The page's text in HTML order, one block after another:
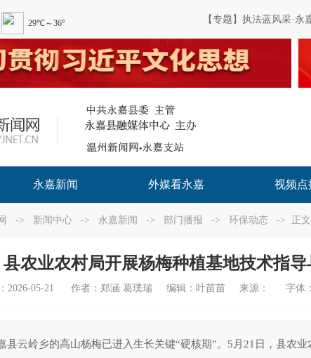
【专题】执法蓝风采·
永嘉新闻 外媒看永嘉 视频点
-> 新闻中心 -> 永嘉新闻 -> 部门播报 -> 环保动态 -> 正文
农业农村局开展杨梅种植基地技术指
2026-05-21 作者：郑涵 葛璞瑞 编辑： 叶苗苗 来源： 字体：
云岭乡的高山杨梅已进入生长关键“硬核期”。5月21日，县农